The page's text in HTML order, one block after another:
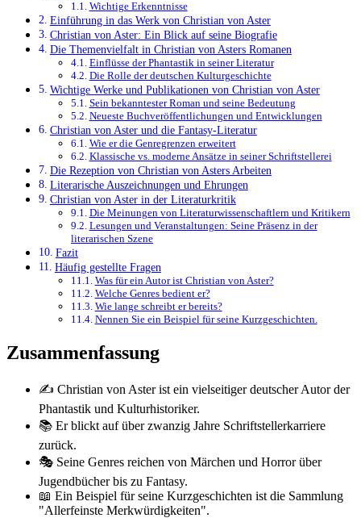
Wichtige Erkenntnisse
Einführung in das Werk von Christian von Aster
Christian von Aster: Ein Blick auf seine Biografie
Die Themenvielfalt in Christian von Asters Romanen
Einflüsse der Phantastik in seiner Literatur
Die Rolle der deutschen Kulturgeschichte
Wichtige Werke und Publikationen von Christian von Aster
Sein bekanntester Roman und seine Bedeutung
Neueste Buchveröffentlichungen und Entwicklungen
Christian von Aster und die Fantasy-Literatur
Wie er die Genregrenzen erweitert
Klassische vs. moderne Ansätze in seiner Schriftstellerei
Die Rezeption von Christian von Asters Arbeiten
Literarische Auszeichnungen und Ehrungen
Christian von Aster in der Literaturkritik
Die Meinungen von Literaturwissenschaftlern und Kritikern
Lesungen und Veranstaltungen: Seine Präsenz in der
literarischen Szene
Fazit
Häufig gestellte Fragen
Was für ein Autor ist Christian von Aster?
Welche Genres bedient er?
Wie lange schreibt er bereits?
Nennen Sie ein Beispiel für seine Kurzgeschichten.
Zusammenfassung
✍️ Christian von Aster ist ein vielseitiger deutscher Autor der
Phantastik und Kulturhistoriker.
📚 Er blickt auf über zwanzig Jahre Schriftstellerkarriere
zurück.
🎭 Seine Genres reichen von Märchen und Horror über
Jugendbücher bis zu Fantasy.
📖 Ein Beispiel für seine Kurzgeschichten ist die Sammlung
"Allerfeinste Merkwürdigkeiten".